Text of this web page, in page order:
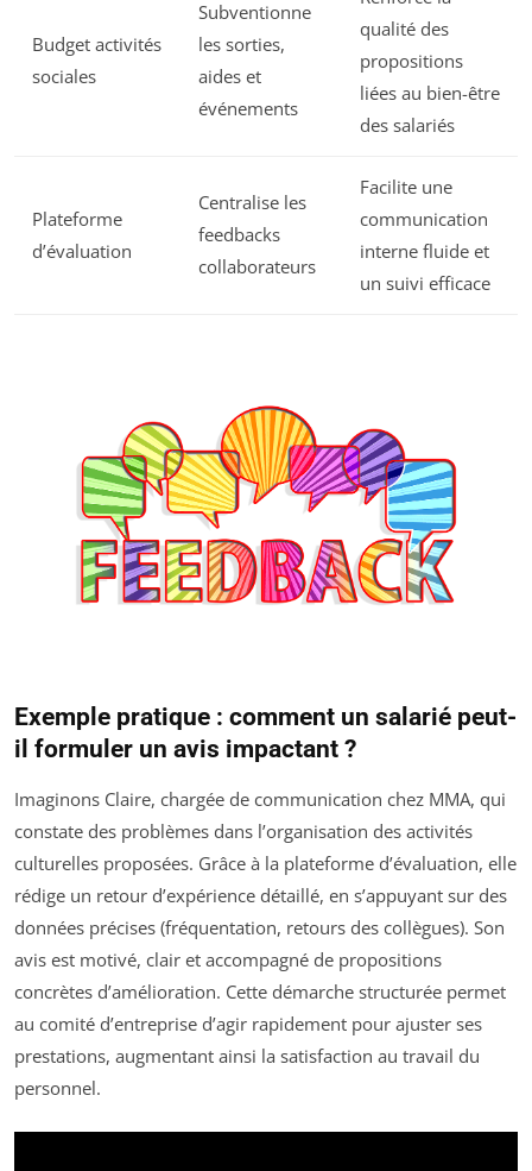
Budget activités
sociales
Subventionne
les sorties,
aides et
événements
qualité des
propositions
liées au bien-être
des salariés
Plateforme
d’évaluation
Centralise les
feedbacks
collaborateurs
Facilite une
communication
interne fluide et
un suivi efficace
Exemple pratique : comment un salarié peut-
il formuler un avis impactant ?
Imaginons Claire, chargée de communication chez MMA, qui
constate des problèmes dans l’organisation des activités
culturelles proposées. Grâce à la plateforme d’évaluation, elle
rédige un retour d’expérience détaillé, en s’appuyant sur des
données précises (fréquentation, retours des collègues). Son
avis est motivé, clair et accompagné de propositions
concrètes d’amélioration. Cette démarche structurée permet
au comité d’entreprise d’agir rapidement pour ajuster ses
prestations, augmentant ainsi la satisfaction au travail du
personnel.